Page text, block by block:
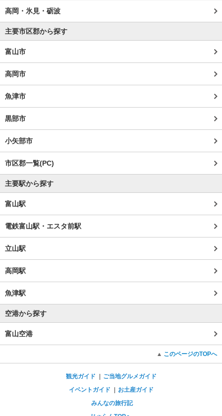
高岡・氷見・砺波
主要市区郡から探す
富山市
高岡市
魚津市
黒部市
小矢部市
市区郡一覧(PC)
主要駅から探す
富山駅
電鉄富山駅・エスタ前駅
立山駅
高岡駅
魚津駅
空港から探す
富山空港
このページのTOPへ
観光ガイド
ご当地グルメガイド
イベントガイド
お土産ガイド
みんなの旅行記